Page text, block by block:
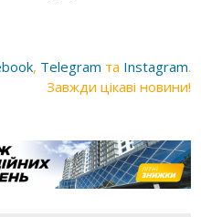
, Telegram та Instagram.
Завжди цікаві новини!